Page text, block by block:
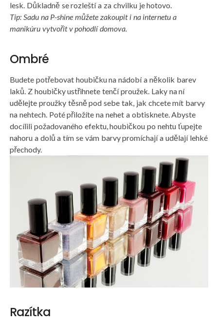
lesk. Důkladně se rozleští a za chvilku je hotovo.
Tip: Sadu na P-shine můžete zakoupit i na internetu a
manikúru vytvořit v pohodlí domova.
Ombré
Budete potřebovat houbičku na nádobí a několik barev
laků. Z houbičky ustřihnete tenčí proužek. Laky na ní
udělejte proužky těsně pod sebe tak, jak chcete mít barvy
na nehtech. Poté přiložíte na nehet a obtisknete. Abyste
docílili požadovaného efektu, houbičkou po nehtu ťupejte
nahoru a dolů a tím se vám barvy promíchají a udělají lehké
přechody.
Razítka